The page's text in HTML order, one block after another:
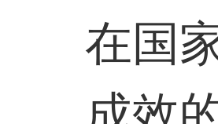
在国